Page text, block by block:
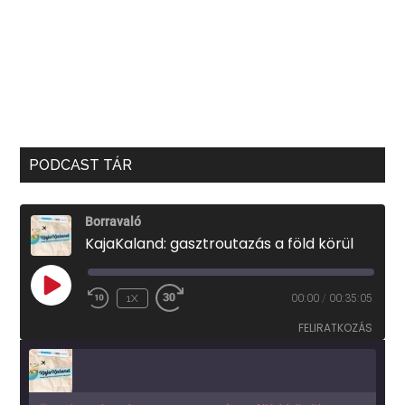
PODCAST TÁR
Borravaló
KajaKaland: gasztroutazás a föld körül
PLAY
EPISODE
1X 00:00 / 00:35:05
FELIRATKOZÁS